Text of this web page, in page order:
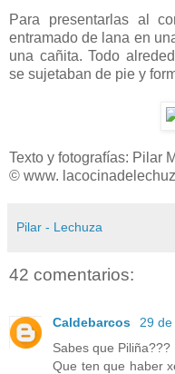
Para presentarlas al
entramado de lana en
una cañita. Todo
se sujetaban de pie y
Texto y fotografías: Pilar
© www.
Pilar - Lechuza
42 comentarios:
Caldebarcos
29
Sabes que Piliña???
Que ten que haber